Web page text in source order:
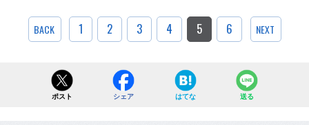
BACK 1 2 3 4 5 6 NEXT
ポスト シェア はてな 送る